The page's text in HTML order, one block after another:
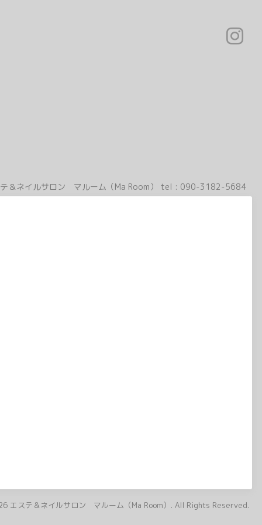
＆ネイルサロン マルーム（Ma Room） tel : 090-3182-5684
エステ＆ネイルサロン マルーム（Ma Room） . All Rights Reserved.